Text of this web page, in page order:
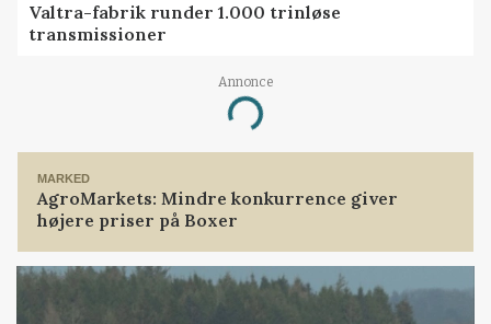
Valtra-fabrik runder 1.000 trinløse
transmissioner
Annonce
Loading...
MARKED
AgroMarkets: Mindre konkurrence giver
højere priser på Boxer